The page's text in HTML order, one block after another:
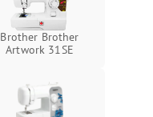
Brother Brother
Artwork 31SE